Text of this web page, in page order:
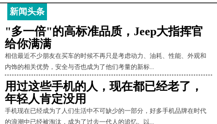
新闻头条
"多一倍"的高标准品质，Jeep大指挥官
给你满满
相信最近不少朋友在买车的时候不再只是考虑动力、油耗、性能、外观和
内饰的相关优势，安全与否也成为了他们考量的新标...
用过这些手机的人，现在都已经老了，
年轻人肯定没用
手机现在已经成为了人们生活中不可缺少的一部分，好多手机品牌在时代
的浪潮中已经被淘汰，成为了过去一代人的追忆。以...